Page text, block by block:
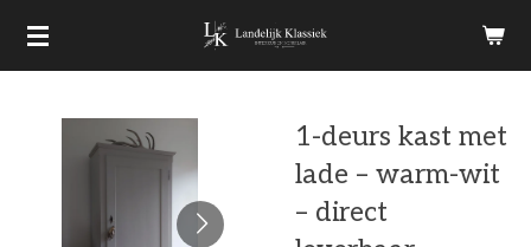
Ga
direct
1-deurs kast met
lade – warm-wit
– direct